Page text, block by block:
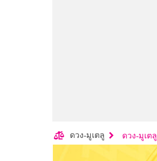
ดวง-มูเตลู ดวง-มูเตลู